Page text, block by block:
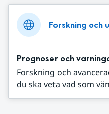
Forskning och
Prognoser och
Forskning och
du ska veta vad som